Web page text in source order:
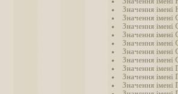
Значення імені
Значення імені
Значення імені
Значення імені
Значення імені
Значення імені
Значення імені
Значення імені
Значення імені
Значення імені